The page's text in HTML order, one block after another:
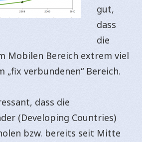
gut,
dass
die
Mobilen Bereich extrem viel
„fix verbundenen“ Bereich.
dass die
(Developing Countries)
bzw. bereits seit Mitte